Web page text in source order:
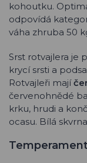
kohoutku.
odpovídá
váha zhruba 50
Srst rotvajlera je
krycí srsti a
Rotvajleři mají
červenohnědé
krku, hrudi a
ocasu. Bílá